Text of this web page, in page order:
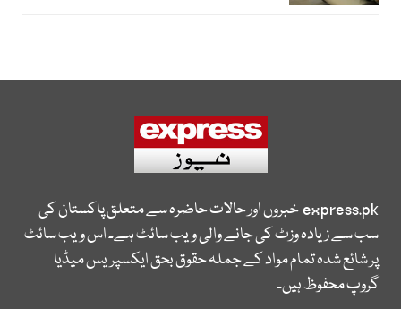
express.pkخبروں اور حالات حاضرہ سے متعلق پاکستان کی
سب سے زیادہ وزٹ کی جانے والی ویب سائٹ ہے۔ اس ویب سائٹ
پر شائع شدہ تمام مواد کے جملہ حقوق بحق ایکسپریس میڈیا
گروپ محفوظ ہیں۔